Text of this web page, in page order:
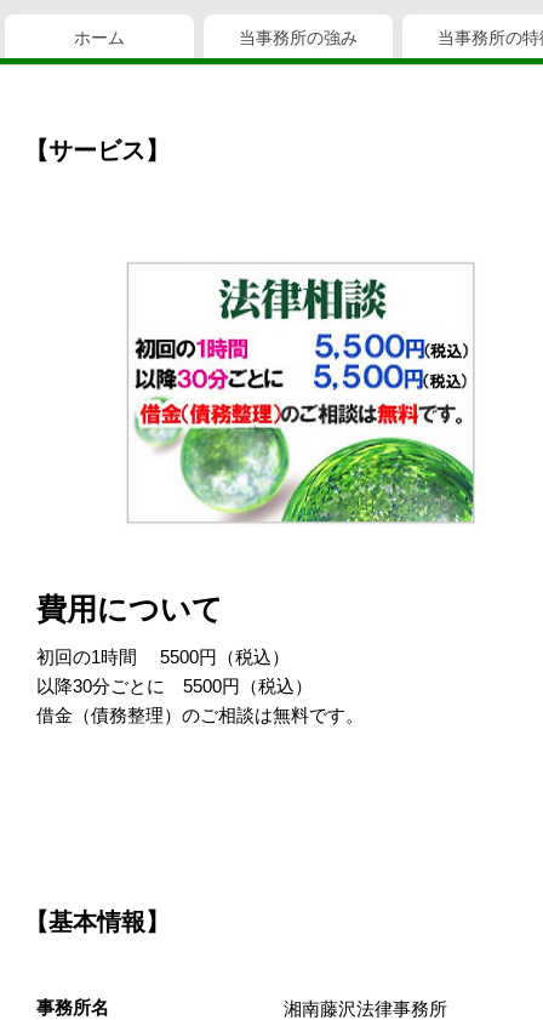
ホーム 当事務所の強み 当事務所の特
【サービス】
費用について
初回の1時間 5500円（税込）
以降30分ごとに 5500円（税込）
借金（債務整理）のご相談は無料です。
【基本情報】
事務所名 湘南藤沢法律事務所